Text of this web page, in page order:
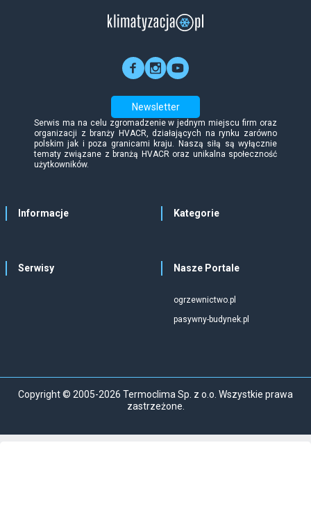
Newsletter
Serwis ma na celu zgromadzenie w jednym miejscu firm oraz
organizacji z branży HVACR, działających na rynku zarówno
polskim jak i poza granicami kraju. Naszą siłą są wyłącznie
tematy związane z branżą HVACR oraz unikalna społeczność
użytkowników.
Informacje Kategorie
Serwisy Nasze Portale
ogrzewnictwo.pl
pasywny-budynek.pl
Copyright © 2005-2026 Termoclima Sp. z o.o. Wszystkie prawa
zastrzeżone.